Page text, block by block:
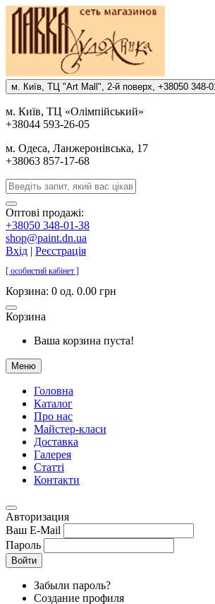
м. Киïв, ТЦ "Art Mall", 2-й поверх, +38050 348-
м. Киïв, ТЦ «Олiмпiйський»
+38044 593-26-05
м. Одеса, Ланжеронiвська, 17
+38063 857-17-68
Оптові продажі:
+38050 348-01-38
shop@paint.dn.ua
Вхід | Реєстрація
[ особистий кабінет ]
Корзина: 0 од. 0.00 грн
Корзина
Ваша корзина пуста!
Меню
Головна
Каталог
Про нас
Майстер-класи
Доставка
Галерея
Статтi
Контакти
Авторизация
Ваш E-Mail
Пароль
Войти
Забыли пароль?
Создание профиля